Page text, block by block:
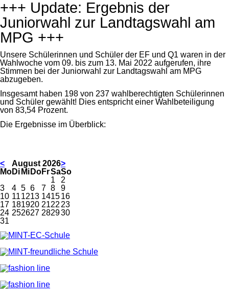
+++ Update: Ergebnis der
Juniorwahl zur Landtagswahl am
MPG +++
Unsere Schülerinnen und Schüler der EF und Q1 waren in der
Wahlwoche vom 09. bis zum 13. Mai 2022 aufgerufen, ihre
Stimmen bei der Juniorwahl zur Landtagswahl am MPG
abzugeben.
Insgesamt haben 198 von 237 wahlberechtigten Schülerinnen
und Schüler gewählt! Dies entspricht einer Wahlbeteiligung
von 83,54 Prozent.
Die Ergebnisse im Überblick:
< August 2026>
Montag
Dienstag
Mittwoch
Donnerstag
Freitag
Samstag
Sonntag
1
2
3
4 5 6 7 8
9
10 111213 141516
17 181920 2122 23
24 252627 282930
31